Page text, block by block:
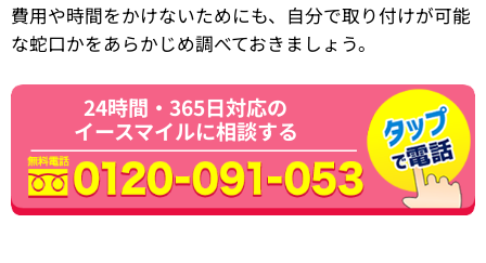
費用や時間をかけないためにも、自分で取り付けが可能
な蛇口かをあらかじめ調べておきましょう。
24時間・365日対応の
イースマイルに相談する